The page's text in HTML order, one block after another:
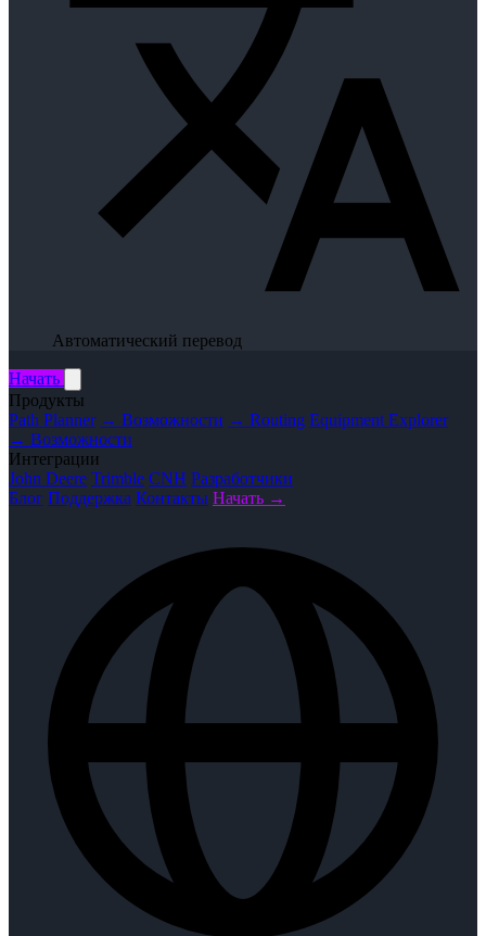
Автоматический перевод
Начать
Продукты
Path Planner → Возможности → Routing Equipment Explorer
→ Возможности
Интеграции
John Deere Trimble CNH Разработчики
Блог Поддержка Контакты Начать →